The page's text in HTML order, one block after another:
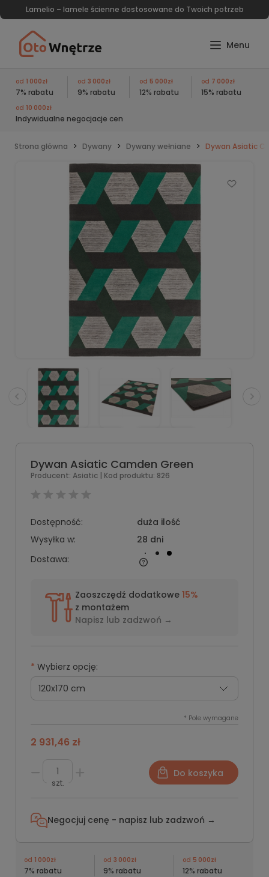
Lamelio – lamele ścienne dostosowane do Twoich potrzeb
od 1 000zł
7% rabatu
od 3 000zł
9% rabatu
od 5 000zł
12% rabatu
od 7 000zł
15% rabatu
od 10 000zł
Indywidualne negocjacje cen
Strona główna Dywany Dywany wełniane Dywan Asiatic
Dywan Asiatic Camden Green
Producent: Asiatic | Kod produktu: 826
Dostępność:
duża ilość
Wysyłka w:
28 dni
Dostawa:
Zaoszczędź dodatkowe 15%
z montażem
Napisz lub zadzwoń →
* Wybierz opcję:
* Pole wymagane
2 931,46 zł
szt.
Do koszyka
Negocjuj cenę - napisz lub zadzwoń →
od 1 000zł
7% rabatu
od 3 000zł
9% rabatu
od 5 000zł
12% rabatu